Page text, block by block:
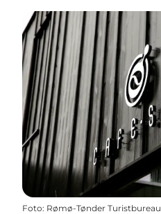
Foto: Rømø-Tønder Turistbureau